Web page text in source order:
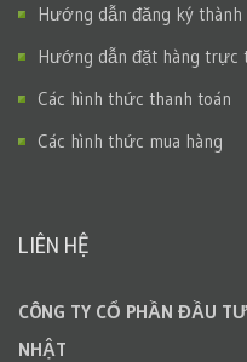
Hướng dẫn đăng ký thành
Hướng dẫn đặt hàng trực
Các hình thức thanh toán
Các hình thức mua hàng
LIÊN HỆ
CÔNG TY CỔ PHẦN ĐẦU
NHẬT